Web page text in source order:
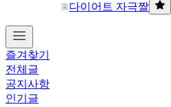
다이어트 자극짤
즐겨찾기
전체글
공지사항
인기글